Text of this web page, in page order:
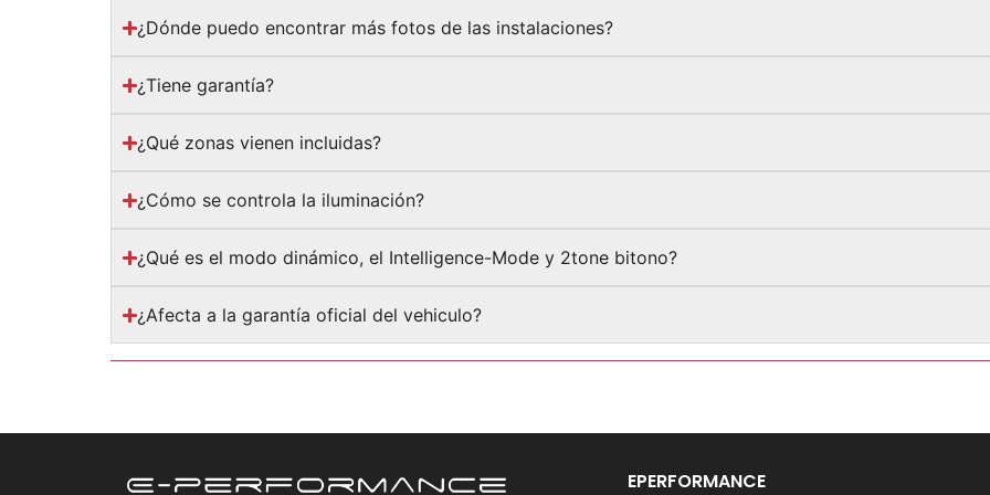
¿Dónde puedo encontrar más fotos de las instalaciones?
¿Tiene garantía?
¿Qué zonas vienen incluidas?
¿Cómo se controla la iluminación?
¿Qué es el modo dinámico, el Intelligence-Mode y 2tone bitono?
¿Afecta a la garantía oficial del vehiculo?
EPERFORMANCE